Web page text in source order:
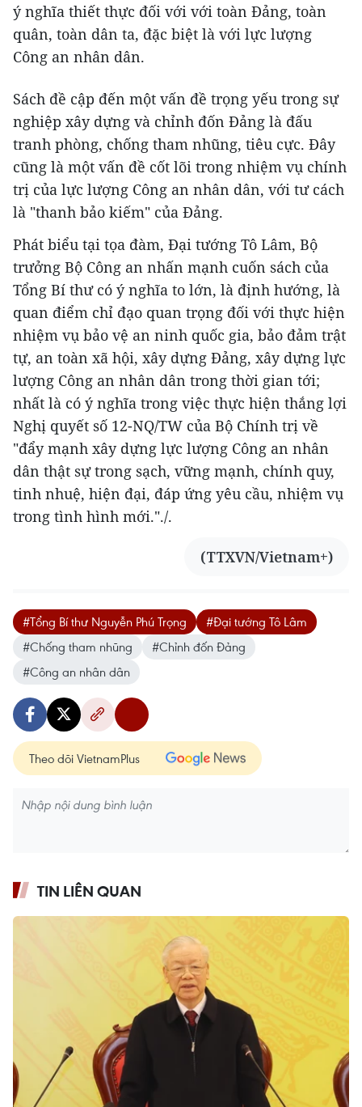
ý nghĩa thiết thực đối với với toàn Đảng, toàn
quân, toàn dân ta, đặc biệt là với lực lượng
Công an nhân dân.
Sách đề cập đến một vấn đề trọng yếu trong sự
nghiệp xây dựng và chỉnh đốn Đảng là đấu
tranh phòng, chống tham nhũng, tiêu cực. Đây
cũng là một vấn đề cốt lõi trong nhiệm vụ chính
trị của lực lượng Công an nhân dân, với tư cách
là "thanh bảo kiếm" của Đảng.
Phát biểu tại tọa đàm, Đại tướng Tô Lâm, Bộ
trưởng Bộ Công an nhấn mạnh cuốn sách của
Tổng Bí thư có ý nghĩa to lớn, là định hướng, là
quan điểm chỉ đạo quan trọng đối với thực hiện
nhiệm vụ bảo vệ an ninh quốc gia, bảo đảm trật
tự, an toàn xã hội, xây dựng Đảng, xây dựng lực
lượng Công an nhân dân trong thời gian tới;
nhất là có ý nghĩa trong việc thực hiện thắng lợi
Nghị quyết số 12-NQ/TW của Bộ Chính trị về
"đẩy mạnh xây dựng lực lượng Công an nhân
dân thật sự trong sạch, vững mạnh, chính quy,
tinh nhuệ, hiện đại, đáp ứng yêu cầu, nhiệm vụ
trong tình hình mới."./.
(TTXVN/Vietnam+)
#Tổng Bí thư Nguyễn Phú Trọng
#Đại tướng Tô Lâm
#Chống tham nhũng
#Chỉnh đốn Đảng
#Công an nhân dân
Theo dõi VietnamPlus
TIN LIÊN QUAN